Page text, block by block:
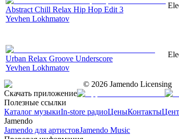
Abstract Chill Relax Hip Hop Edit 3
Yevhen Lokhmatov
Urban Relax Groove Underscore
Yevhen Lokhmatov
© 2026 Jamendo Licensing
Скачать приложение
Полезные ссылки
Каталог музыкиIn-store радиоЦеныКонтакты
Jamendo
Jamendo для артистовJamendo Music